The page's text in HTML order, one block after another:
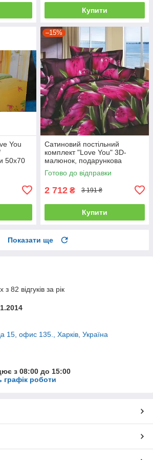
Купити
You
50x70
–15%
Сатиновий постільний
комплект "Love You" 3D-
малюнок, подарункова
упаковка полуторний
Готово до відправки
2 712 ₴ 3 191 ₴
Купити
Показати ще
82 відгуків за рік
15, офис 135., Харків, Україна
з 08:00 до 15:00
графік роботи